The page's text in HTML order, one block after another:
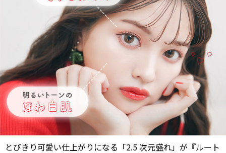
とびきり可愛い仕上がりになる「2.5 次元盛れ」が『ルート